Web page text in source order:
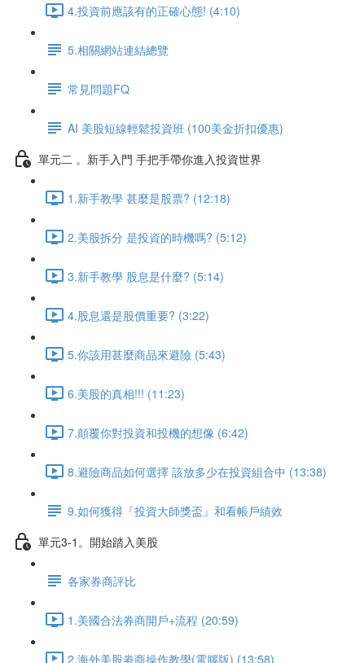
4.投資前應該有的正確心態! (4:10)
5.相關網站連結總覽
常見問題FQ
AI 美股短線輕鬆投資班 (100美金折扣優惠)
單元二 。新手入門 手把手帶你進入投資世界
1.新手教學 甚麼是股票? (12:18)
2.美股拆分 是投資的時機嗎? (5:12)
3.新手教學 股息是什麼? (5:14)
4.股息還是股價重要? (3:22)
5.你該用甚麼商品來避險 (5:43)
6.美股的真相!!! (11:23)
7.顛覆你對投資和投機的想像 (6:42)
8.避險商品如何選擇 該放多少在投資組合中 (13:38)
9.如何獲得『投資大師獎盃』和看帳戶績效
單元3-1。開始踏入美股
各家券商評比
1.美國合法券商開戶+流程 (20:59)
2.海外美股劵商操作教學(電腦版) (13:58)